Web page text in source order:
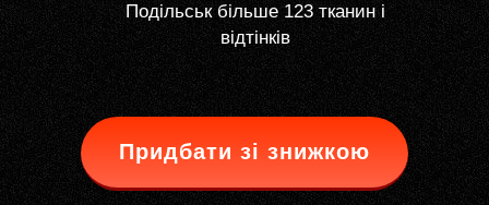
Подільськ більше 123 тканин і
відтінків
Придбати зі знижкою